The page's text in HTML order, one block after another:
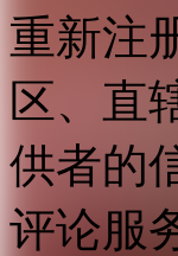
重新注
区、直
供者的
评论服